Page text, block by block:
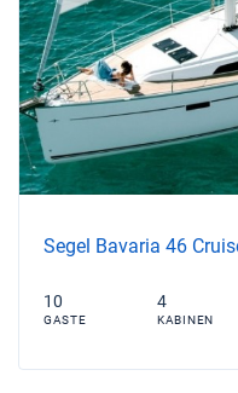
Segel Bavaria 46
10
GASTE
4
KABINEN